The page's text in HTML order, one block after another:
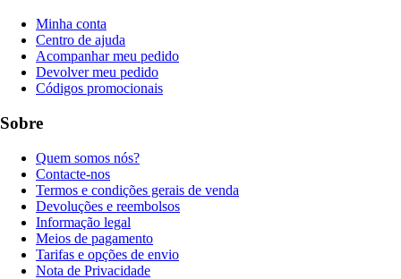
Minha conta
Centro de ajuda
Acompanhar meu pedido
Devolver meu pedido
Códigos promocionais
Sobre
Quem somos nós?
Contacte-nos
Termos e condições gerais de venda
Devoluções e reembolsos
Informação legal
Meios de pagamento
Tarifas e opções de envio
Nota de Privacidade